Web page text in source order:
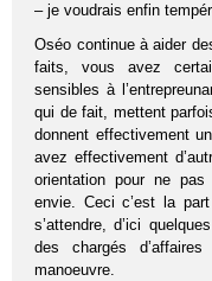
– je voudrais enfin
Oséo continue à aider
faits, vous avez
sensibles à
qui de fait, mettent
donnent effectivement
avez effectivement
orientation pour ne
envie. Ceci c’est la
s’attendre, d’ici
des chargés
manoeuvre.